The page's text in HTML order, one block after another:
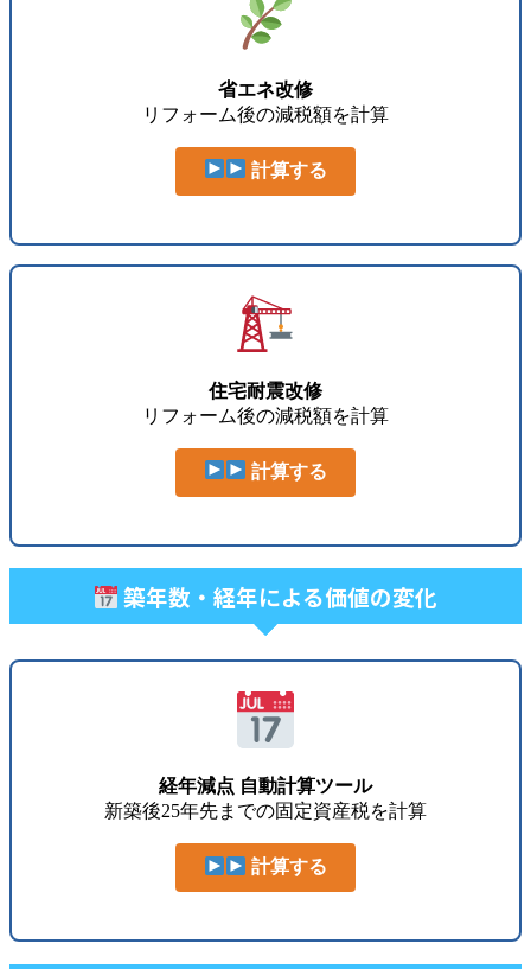
省エネ改修
リフォーム後の減税額を計算
計算する
住宅耐震改修
リフォーム後の減税額を計算
計算する
築年数・経年による価値の変化
経年減点 自動計算ツール
新築後25年先までの固定資産税を計算
計算する